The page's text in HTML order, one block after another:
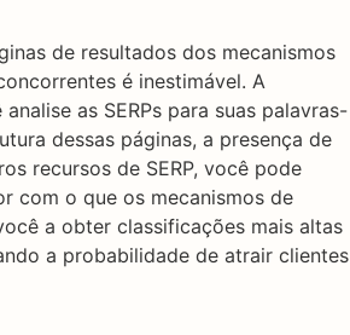
de resultados dos mecanismos
é inestimável. A
as SERPs para suas palavras-
dessas páginas, a presença de
recursos de SERP, você pode
com o que os mecanismos de
a obter classificações mais altas
a probabilidade de atrair clientes